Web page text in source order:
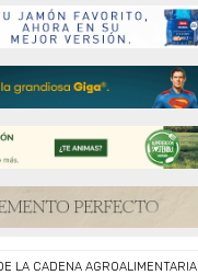
LA CADENA AGROALIMENTARIA